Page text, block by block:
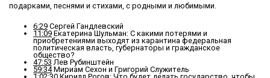
подарками, песнями и стихами, с родными и любимыми.
6:29 Сергей Гандлевский
11:09 Екатерина Шульман: С какими потерями и
приобретениями выходят из карантина федеральная
политическая власть, губернаторы и гражданское
общество?
47:53 Лев Рубинштейн
59:34Мириам Сехон и Григорий Служитель